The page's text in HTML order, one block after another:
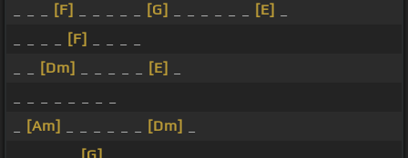
[F] [G] [E]
[F]
[Dm] [E]
[Am] [Dm]